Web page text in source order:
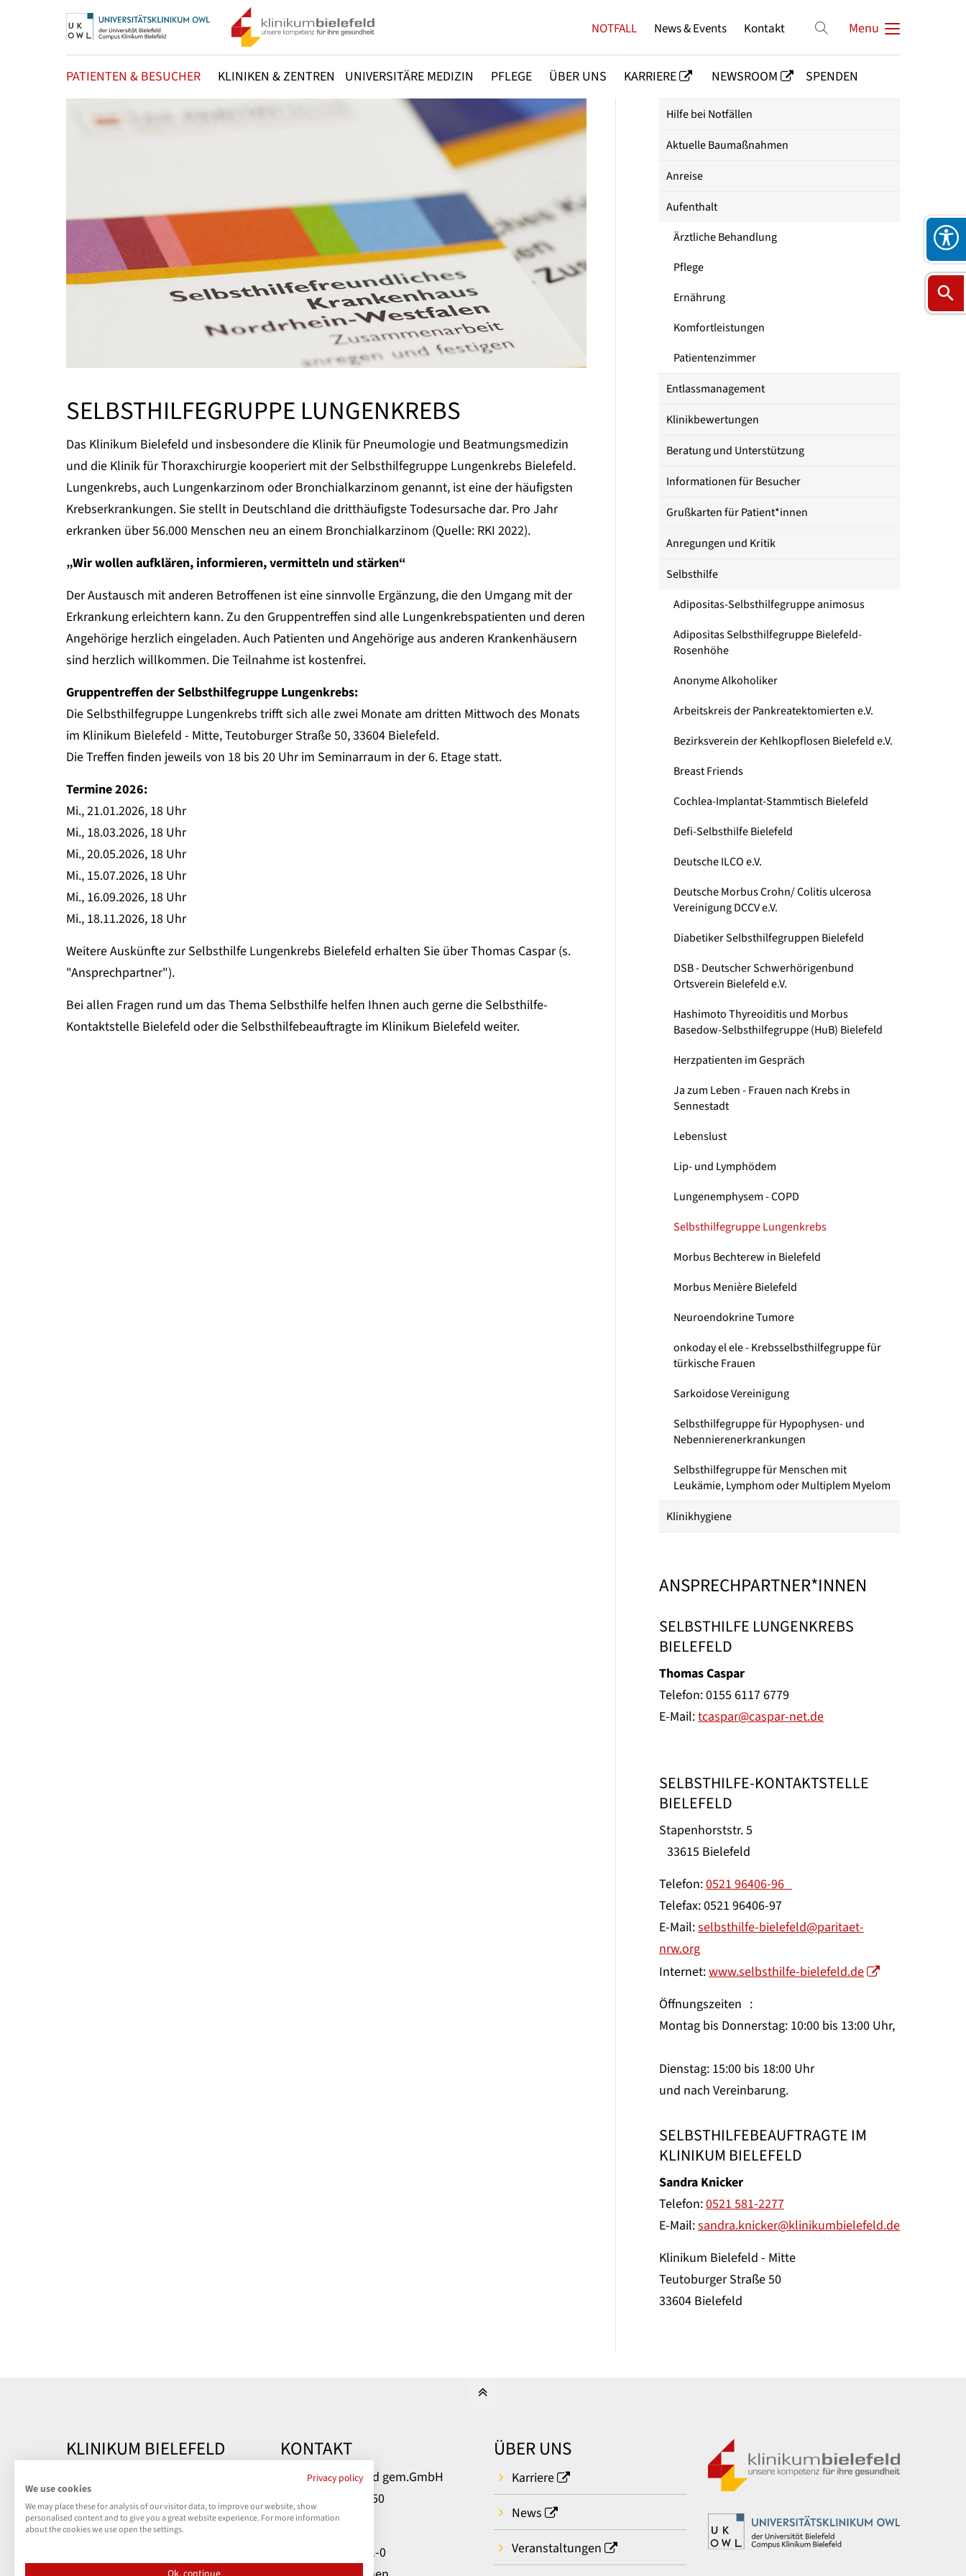
Menu
PATIENTEN & BESUCHER KLINIKEN & ZENTREN UNIVERSITÄRE MEDIZIN PFLEGE ÜBER UNS KARRIERE NEWSROOM SPENDEN
NOTFALL News & Events Kontakt
SELBSTHILFEGRUPPE LUNGENKREBS
Das Klinikum Bielefeld und insbesondere die Klinik für Pneumologie und Beatmungsmedizin
und die Klinik für Thoraxchirurgie kooperiert mit der Selbsthilfegruppe Lungenkrebs Bielefeld.
Lungenkrebs, auch Lungenkarzinom oder Bronchialkarzinom genannt, ist eine der häufigsten
Krebserkrankungen. Sie stellt in Deutschland die dritthäufigste Todesursache dar. Pro Jahr
erkranken über 56.000 Menschen neu an einem Bronchialkarzinom (Quelle: RKI 2022).
„Wir wollen aufklären, informieren, vermitteln und stärken“
Der Austausch mit anderen Betroffenen ist eine sinnvolle Ergänzung, die den Umgang mit der
Erkrankung erleichtern kann. Zu den Gruppentreffen sind alle Lungenkrebspatienten und deren
Angehörige herzlich eingeladen. Auch Patienten und Angehörige aus anderen Krankenhäusern
sind herzlich willkommen. Die Teilnahme ist kostenfrei.
Gruppentreffen der Selbsthilfegruppe Lungenkrebs:
Die Selbsthilfegruppe Lungenkrebs trifft sich alle zwei Monate am dritten Mittwoch des Monats
im Klinikum Bielefeld - Mitte, Teutoburger Straße 50, 33604 Bielefeld.
Die Treffen finden jeweils von 18 bis 20 Uhr im Seminarraum in der 6. Etage statt.
Termine 2026:
Mi., 21.01.2026, 18 Uhr
Mi., 18.03.2026, 18 Uhr
Mi., 20.05.2026, 18 Uhr
Mi., 15.07.2026, 18 Uhr
Mi., 16.09.2026, 18 Uhr
Mi., 18.11.2026, 18 Uhr
Weitere Auskünfte zur Selbsthilfe Lungenkrebs Bielefeld erhalten Sie über Thomas Caspar (s.
"Ansprechpartner").
Bei allen Fragen rund um das Thema Selbsthilfe helfen Ihnen auch gerne die Selbsthilfe-
Kontaktstelle Bielefeld oder die Selbsthilfebeauftragte im Klinikum Bielefeld weiter.
Hilfe bei Notfällen
Aktuelle Baumaßnahmen
Anreise
Aufenthalt
Ärztliche Behandlung
Pflege
Ernährung
Komfortleistungen
Patientenzimmer
Entlassmanagement
Klinikbewertungen
Beratung und Unterstützung
Informationen für Besucher
Grußkarten für Patient*innen
Anregungen und Kritik
Selbsthilfe
Adipositas-Selbsthilfegruppe animosus
Adipositas Selbsthilfegruppe Bielefeld-
Rosenhöhe
Anonyme Alkoholiker
Arbeitskreis der Pankreatektomierten e.V.
Bezirksverein der Kehlkopflosen Bielefeld e.V.
Breast Friends
Cochlea-Implantat-Stammtisch Bielefeld
Defi-Selbsthilfe Bielefeld
Deutsche ILCO e.V.
Deutsche Morbus Crohn/ Colitis ulcerosa
Vereinigung DCCV e.V.
Diabetiker Selbsthilfegruppen Bielefeld
DSB - Deutscher Schwerhörigenbund
Ortsverein Bielefeld e.V.
Hashimoto Thyreoiditis und Morbus
Basedow-Selbsthilfegruppe (HuB) Bielefeld
Herzpatienten im Gespräch
Ja zum Leben - Frauen nach Krebs in
Sennestadt
Lebenslust
Lip- und Lymphödem
Lungenemphysem - COPD
Selbsthilfegruppe Lungenkrebs
Morbus Bechterew in Bielefeld
Morbus Menière Bielefeld
Neuroendokrine Tumore
onkoday el ele - Krebsselbsthilfegruppe für
türkische Frauen
Sarkoidose Vereinigung
Selbsthilfegruppe für Hypophysen- und
Nebennierenerkrankungen
Selbsthilfegruppe für Menschen mit
Leukämie, Lymphom oder Multiplem Myelom
Klinikhygiene
ANSPRECHPARTNER*INNEN
SELBSTHILFE LUNGENKREBS
BIELEFELD
Thomas Caspar
Telefon: 0155 6117 6779
E-Mail:tcaspar@caspar-net.de
SELBSTHILFE-KONTAKTSTELLE
BIELEFELD
Stapenhorststr. 5
33615 Bielefeld
Telefon:0521 96406-96
Telefax: 0521 96406-97
E-Mail:selbsthilfe-bielefeld@paritaet-
nrw.org
Internet:www.selbsthilfe-bielefeld.de
Öffnungszeiten :
Montag bis Donnerstag: 10:00 bis 13:00 Uhr,
Dienstag: 15:00 bis 18:00 Uhr
und nach Vereinbarung.
SELBSTHILFEBEAUFTRAGTE IM
KLINIKUM BIELEFELD
Sandra Knicker
Telefon:0521 581-2277
E-Mail:sandra.knicker@klinikumbielefeld.de
Klinikum Bielefeld - Mitte
Teutoburger Straße 50
33604 Bielefeld
KLINIKUM BIELEFELD
Impressum
KONTAKT
Klinikum Bielefeld gem.GmbH
Teutoburger Str. 50
33604 Bielefeld
Telefon: 0521 581-0
ÜBER UNS
Karriere
News
Veranstaltungen
Privacy policy
We use cookies
We may place these for analysis of our visitor data, to improve our website, show
personalised content and to give you a great website experience. For more information
about the cookies we use open the settings.